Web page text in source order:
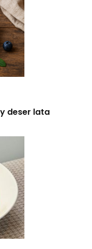
deser lata